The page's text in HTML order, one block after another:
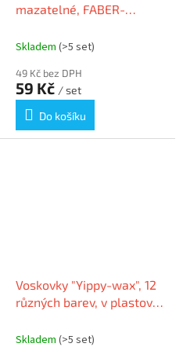
mazatelné, FABER-
Skladem (>5 set)
49 Kč bez DPH
59 Kč / set
Do košíku
Voskovky "Yippy-wax", 12
různých barev, v plastové
Skladem (>5 set)